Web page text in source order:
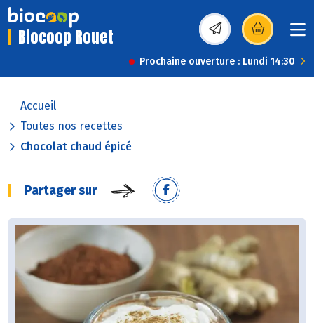
Biocoop Rouet (s’ouvre dans une
Prochaine ouverture : Lundi 14:30
Accueil
Toutes nos recettes
Chocolat chaud épicé
Partager sur